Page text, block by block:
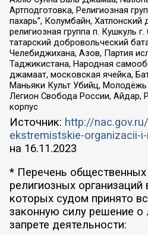
Артподготовка, Религиозная
пахарь”, Колумбайн,
религиозная группа п. Кушкуль
татарский добровольческий
Челебиджихана, Азов, Партия
Таджикистана, Народная
джамаат, московская ячейка,
Маньяки Культ Убийц,
Легион Свобода России, Айдар,
корпус
Источник: http://
ekstremistskie-organizacii-
на 16.11.2023
* Перечень
религиозных
которых судом принято
законную силу решение о
запрете деятельности: